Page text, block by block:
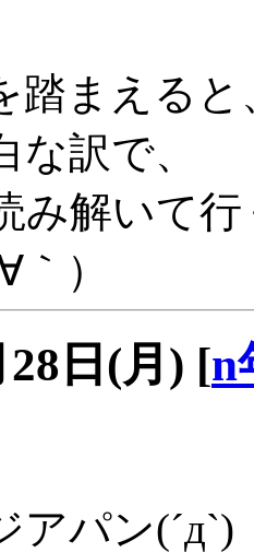
踏まえる
な訳で、
み解いて
）
28日(月) [n
アパン(´д`)